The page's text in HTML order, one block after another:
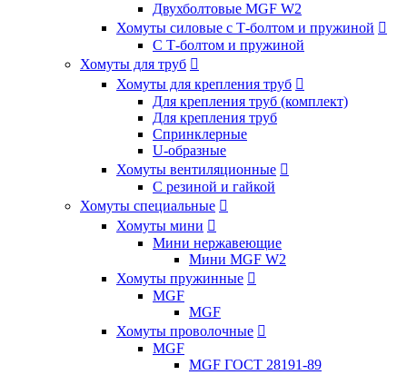
Двухболтовые MGF W2
Хомуты силовые с Т-болтом и пружиной 
С Т-болтом и пружиной
Хомуты для труб 
Хомуты для крепления труб 
Для крепления труб (комплект)
Для крепления труб
Спринклерные
U-образные
Хомуты вентиляционные 
С резиной и гайкой
Хомуты специальные 
Хомуты мини 
Мини нержавеющие
Мини MGF W2
Хомуты пружинные 
MGF
MGF
Хомуты проволочные 
MGF
MGF ГОСТ 28191-89